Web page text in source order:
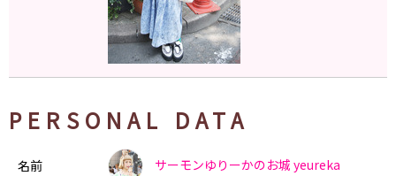
PERSONAL DATA
名前 サーモンゆりーかのお城 yeureka